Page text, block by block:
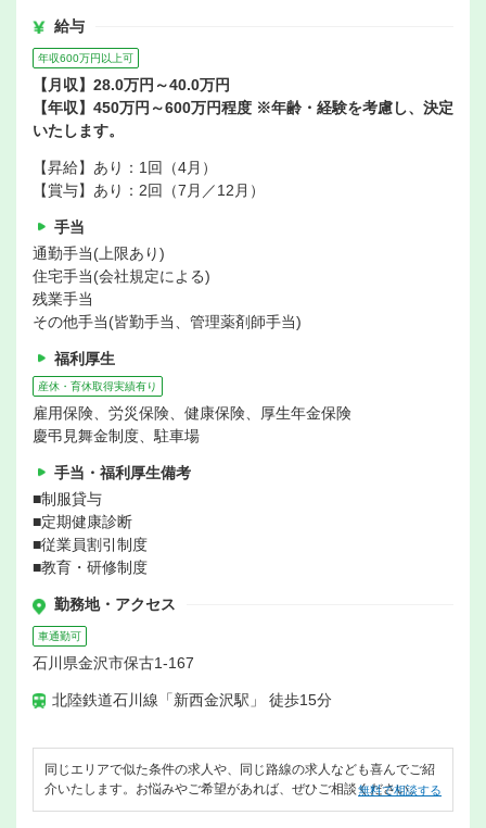
給与
年収600万円以上可
【月収】28.0万円～40.0万円
【年収】450万円～600万円程度 ※年齢・経験を考慮し、決定
いたします。
【昇給】あり：1回（4月）
【賞与】あり：2回（7月／12月）
手当
通勤手当(上限あり)
住宅手当(会社規定による)
残業手当
その他手当(皆勤手当、管理薬剤師手当)
福利厚生
産休・育休取得実績有り
雇用保険、労災保険、健康保険、厚生年金保険
慶弔見舞金制度、駐車場
手当・福利厚生備考
■制服貸与
■定期健康診断
■従業員割引制度
■教育・研修制度
勤務地・アクセス
車通勤可
石川県金沢市保古1-167
北陸鉄道石川線「新西金沢駅」 徒歩15分
同じエリアで似た条件の求人や、同じ路線の求人なども喜んでご紹
介いたします。お悩みやご希望があれば、ぜひご相談ください。
無料で相談する